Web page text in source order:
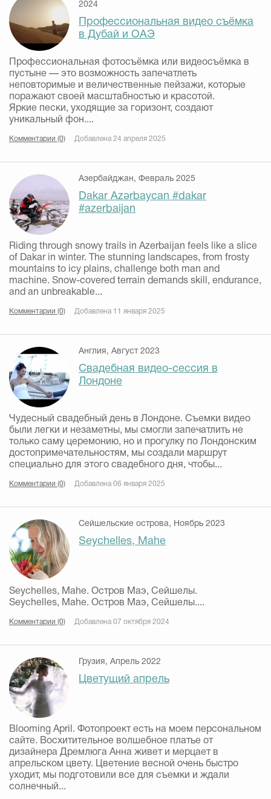
2024
Профессиональная видео съёмка
в Дубай и ОАЭ
Профессиональная фотосъёмка или видеосъёмка в
пустыне — это возможность запечатлеть
неповторимые и величественные пейзажи, которые
поражают своей масштабностью и красотой.
Яркие пески, уходящие за горизонт, создают
уникальный фон....
Комментарии (0) Добавлена 24 апреля 2025
Азербайджан, Февраль 2025
Dakar Azərbaycan #dakar
#azerbaijan
Riding through snowy trails in Azerbaijan feels like a slice
of Dakar in winter. The stunning landscapes, from frosty
mountains to icy plains, challenge both man and
machine. Snow-covered terrain demands skill, endurance,
and an unbreakable...
Комментарии (0) Добавлена 11 января 2025
Англия, Август 2023
Свадебная видео-сессия в
Лондоне
Чудесный свадебный день в Лондоне. Съемки видео
были легки и незаметны, мы смогли запечатлить не
только саму церемонию, но и прогулку по Лондонским
достопримечательностям, мы создали маршрут
специально для этого свадебного дня, чтобы...
Комментарии (0) Добавлена 06 января 2025
Сейшельские острова, Ноябрь 2023
Seychelles, Mahe
Seychelles, Mahe. Остров Маэ, Сейшелы.
Seychelles, Mahe. Остров Маэ, Сейшелы....
Комментарии (0) Добавлена 07 октября 2024
Грузия, Апрель 2022
Цветущий апрель
Blooming April. Фотопроект есть на моем персональном
сайте. Восхитительное волшебное платье от
дизайнера Дремлюга Анна живет и мерцает в
апрельском цвету. Цветение весной очень быстро
уходит, мы подготовили все для съемки и ждали
солнечный...